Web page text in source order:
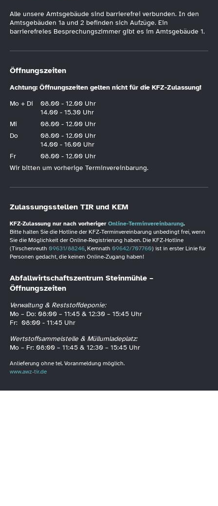
Alle unsere Amtsgebäude sind barrierefrei verbunden. In den
Amtsgebäuden 1a und 2 befinden sich Aufzüge. Ein
barrierefreies Besprechungszimmer gibt es im Amtsgebäude 1.
Öffnungszeiten
Achtung: Öffnungszeiten gelten nicht für die KFZ-Zulassung!
Mo + Di
08.00 - 12.00 Uhr
14.00 - 15.30 Uhr
Mi
08.00 - 12.00 Uhr
Do
08.00 - 12.00 Uhr
14.00 - 16.00 Uhr
Fr
08.00 - 12.00 Uhr
Wir bitten um vorherige Terminvereinbarung.
Zulassungsstellen TIR und KEM
KFZ-Zulassung nur nach vorheriger Online-Terminvereinbarung.
Bitte halten Sie die Hotline der KFZ-Terminvereinbarung unbedingt frei, wenn
Sie die Möglichkeit der Online-Registrierung haben. Die KFZ-Hotline
(Tirschenreuth 09631/88246, Kemnath 09642/707760) ist in erster Linie für
Personen gedacht, die keinen Online-Zugang haben!
Abfallwirtschaftszentrum Steinmühle –
Öffnungszeiten
Verwaltung & Reststoffdeponie:
Mo – Do: 08:00 – 11:45 & 12:30 – 15:45 Uhr
Fr: 08:00 - 11:45 Uhr
Wertstoffsammelstelle & Müllumladeplatz:
Mo – Fr: 08:00 – 11:45 & 12:30 – 15:45 Uhr
Anlieferung ohne tel. Voranmeldung möglich.
www.awz-tir.de